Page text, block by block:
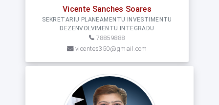
Vicente Sanches Soares
SEKRETARIU PLANEAMENTU INVESTIMENTU
DEZENVOLVIMENTU INTEGRADU
78859888
vicentes350@gmail.com